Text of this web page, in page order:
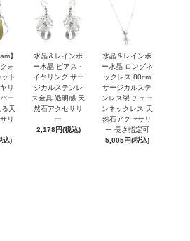
】
ォ
ト
リ
ー
る天
リ
込)
水晶＆レインボ
ー水晶 ピアス・
イヤリング サー
ジカルステンレ
ス金具 透明感 天
然石アクセサリ
ー
2,178円(税込)
水晶＆レインボ
ー水晶 ロングネ
ックレス 80cm
サージカルステ
ンレス製 チェー
ンネックレス 天
然石アクセサリ
ー 長さ指定可
5,005円(税込)